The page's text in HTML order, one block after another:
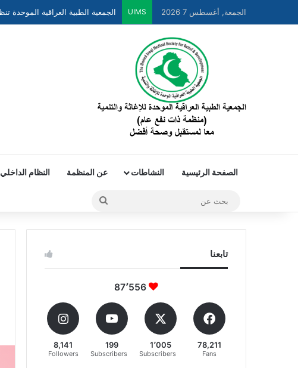
الجمعة, أغسطس 7 2026 UIMS
الصفحة الرئيسية النشاطات عن المنظمة النظام الداخلي
تابعنا
87٬556
78,211
Fans
1٬005
Subscribers
199
Subscribers
8,141
Followers